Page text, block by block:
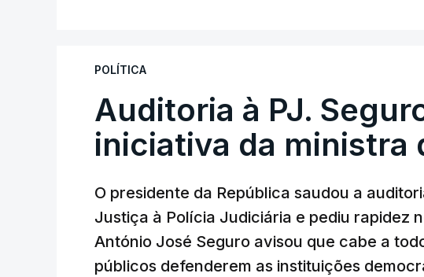
POLÍTICA
Auditoria à PJ.
iniciativa da ministra
O presidente da República saudou a
Justiça à Polícia Judiciária e pediu rapidez
António José Seguro avisou que cabe a
públicos defenderem as instituições